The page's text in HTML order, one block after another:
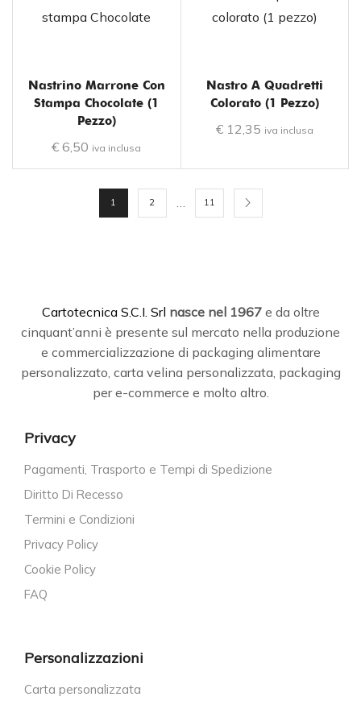
Nastrino Marrone Con
Stampa Chocolate (1
Pezzo)
€ 6,50 iva inclusa
Nastro A Quadretti
Colorato (1 Pezzo)
€12,35 iva inclusa
1 2 … 11
Cartotecnica S.C.I. Srl nasce nel 1967e da oltre
cinquant’anni è presente sul mercato nella produzione
e commercializzazione di packaging alimentare
personalizzato, carta velina personalizzata, packaging
per e-commerce e molto altro.
Privacy
Pagamenti, Trasporto e Tempi di Spedizione
Diritto Di Recesso
Termini e Condizioni
Privacy Policy
Cookie Policy
FAQ
Personalizzazioni
Carta personalizzata